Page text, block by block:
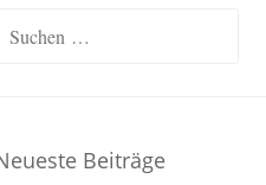
Suchen
Beiträge